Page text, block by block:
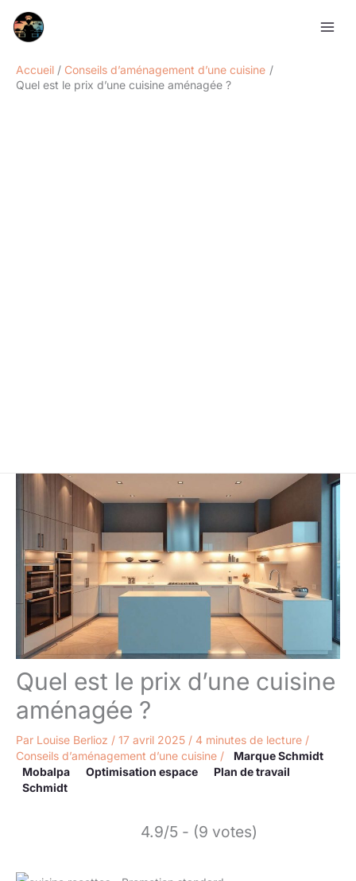
Accueil
Conseils d’aménagement d’une cuisine
Quel est le prix d’une cuisine aménagée ?
Quel est le prix d’une cuisine
aménagée ?
Par Louise Berlioz / 17 avril 2025 / 4 minutes de lecture /
Conseils d’aménagement d’une cuisine /
Marque Schmidt
Mobalpa
Optimisation espace
Plan de travail
Schmidt
4.9/5 - (9 votes)
Rechercher